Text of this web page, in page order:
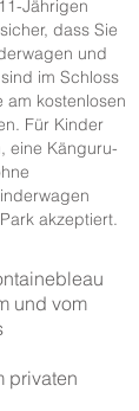
Jährigen
dass Sie
und
im Schloss
am kostenlosen
Für Kinder
eine Känguru-
akzeptiert.
und vom
privaten